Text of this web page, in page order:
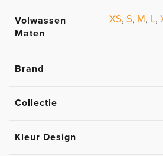
Volwassen
Maten
XS, S, M, L,
Brand
Collectie
Kleur Design